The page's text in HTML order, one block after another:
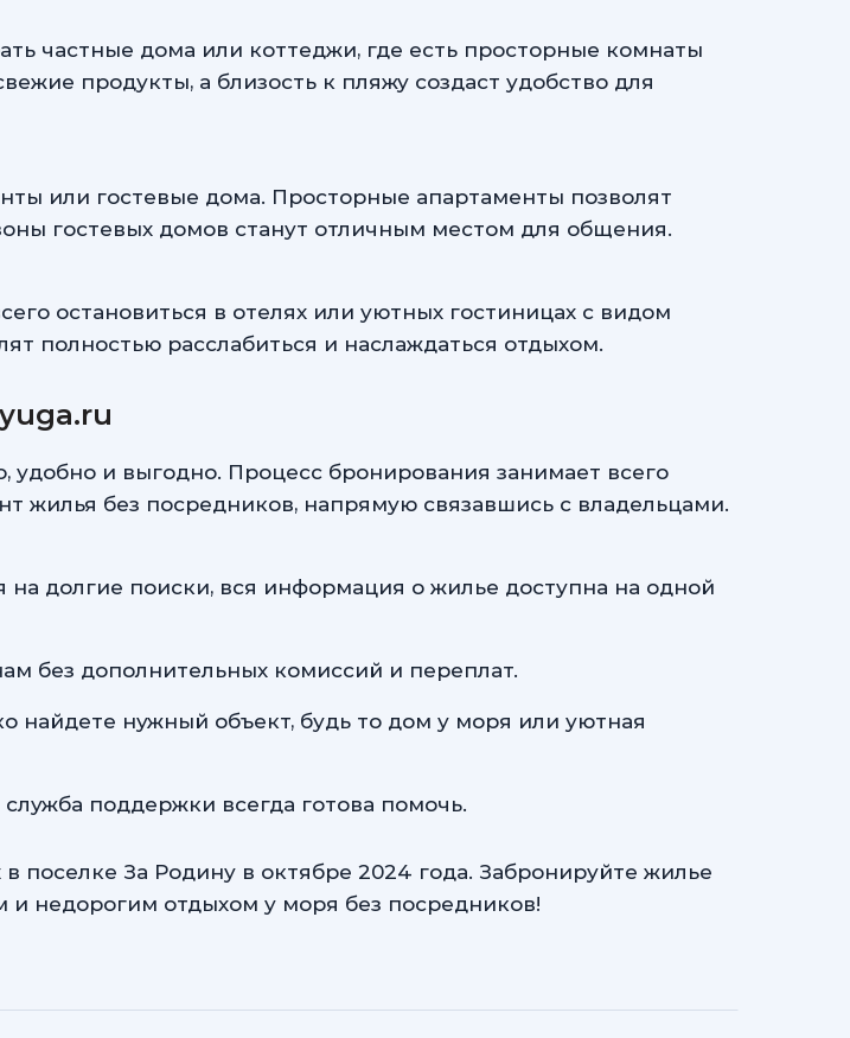
частные дома или коттеджи, где есть просторные комнаты
продукты, а близость к пляжу создаст удобство для
или гостевые дома. Просторные апартаменты позволят
гостевых домов станут отличным местом для общения.
остановиться в отелях или уютных гостиницах с видом
полностью расслабиться и наслаждаться отдыхом.
удобно и выгодно. Процесс бронирования занимает всего
жилья без посредников, напрямую связавшись с владельцами.
долгие поиски, вся информация о жилье доступна на одной
без дополнительных комиссий и переплат.
нужный объект, будь то дом у моря или уютная
поддержки всегда готова помочь.
поселке За Родину в октябре 2024 года. Забронируйте жилье
недорогим отдыхом у моря без посредников!